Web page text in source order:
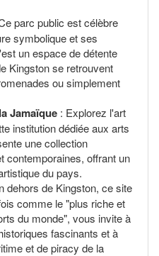
parc public est célèbre
symbolique et ses
un espace de détente
Kingston se retrouvent
ou simplement
Jamaïque : Explorez l'art
institution dédiée aux arts
une collection
offrant un
du pays.
dehors de Kingston, ce site
comme le "plus riche et
du monde", vous invite à
fascinants et à
et de piracy de la